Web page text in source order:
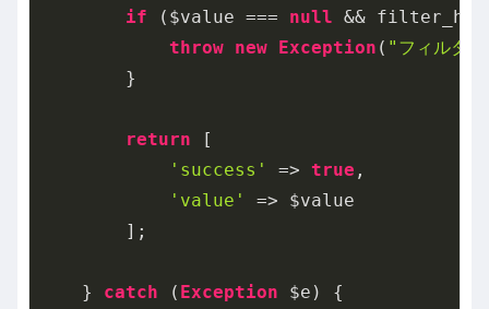
if ($value === null &&
throw new Exception ( "フィルタ
        }
return [
'success'
=> true ,
'value'
=> $value
        ];
    }
catch ( Exception $e) {